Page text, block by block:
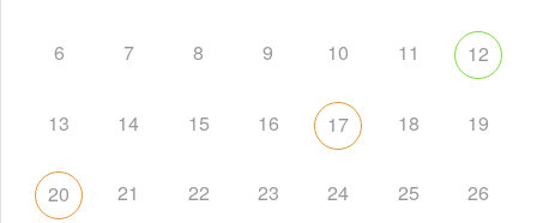
6 7 8 9 10 11 12
13 14 15 16 17 18 19
20 21 22 23 24 25 26